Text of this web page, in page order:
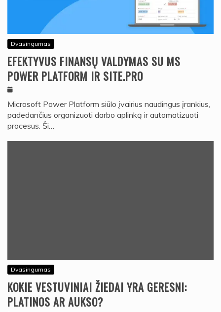
Dvasingumas
EFEKTYVUS FINANSŲ VALDYMAS SU MS
POWER PLATFORM IR SITE.PRO
Microsoft Power Platform siūlo įvairius naudingus įrankius,
padedančius organizuoti darbo aplinką ir automatizuoti
procesus. Ši…
Dvasingumas
KOKIE VESTUVINIAI ŽIEDAI YRA GERESNI:
PLATINOS AR AUKSO?